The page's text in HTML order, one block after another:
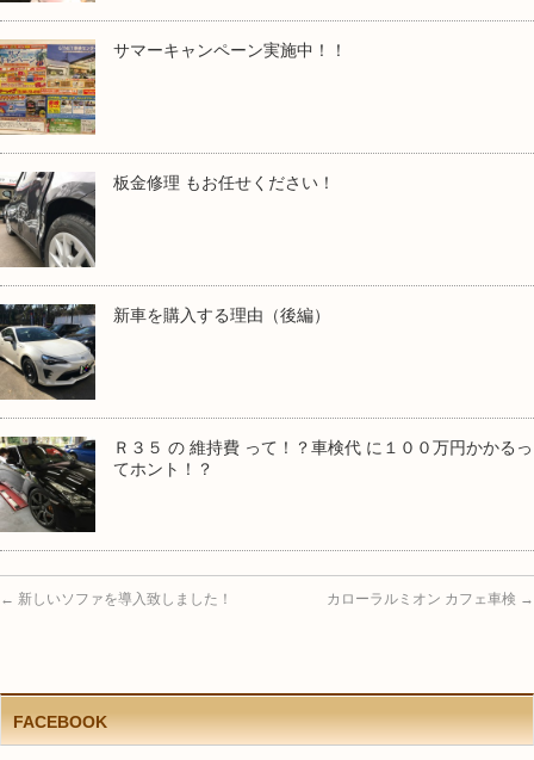
サマーキャンペーン実施中！！
板金修理 もお任せください！
新車を購入する理由（後編）
Ｒ３５ の 維持費 って！？車検代 に１００万円かかるっ
てホント！？
← 新しいソファを導入致しました！ カローラルミオン カフェ車検 →
FACEBOOK